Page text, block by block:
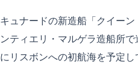
キュナードの新造船「クイー
ンティエリ・マルゲラ造船所
にリスボンへの初航海を予定し